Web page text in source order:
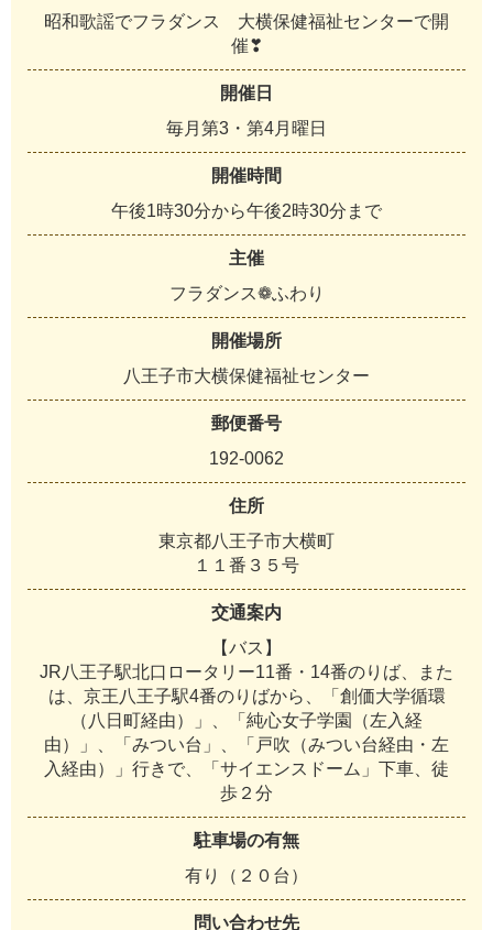
昭和歌謡でフラダンス 大横保健福祉センターで開
催❣
開催日
毎月第3・第4月曜日
開催時間
午後1時30分から午後2時30分まで
主催
フラダンス❁ふわり
開催場所
八王子市大横保健福祉センター
郵便番号
192-0062
住所
東京都八王子市大横町
１１番３５号
交通案内
【バス】
JR八王子駅北口ロータリー11番・14番のりば、また
は、京王八王子駅4番のりばから、「創価大学循環
（八日町経由）」、「純心女子学園（左入経
由）」、「みつい台」、「戸吹（みつい台経由・左
入経由）」行きで、「サイエンスドーム」下車、徒
歩２分
駐車場の有無
有り（２０台）
問い合わせ先